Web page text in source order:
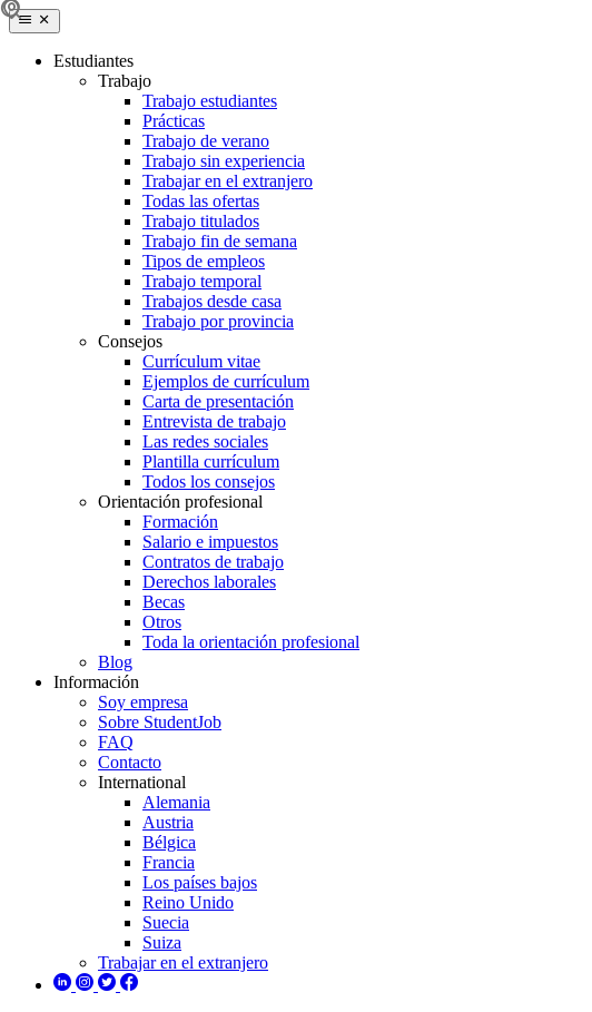
Estudiantes
Trabajo
Trabajo estudiantes
Prácticas
Trabajo de verano
Trabajo sin experiencia
Trabajar en el extranjero
Todas las ofertas
Trabajo titulados
Trabajo fin de semana
Tipos de empleos
Trabajo temporal
Trabajos desde casa
Trabajo por provincia
Consejos
Currículum vitae
Ejemplos de currículum
Carta de presentación
Entrevista de trabajo
Las redes sociales
Plantilla currículum
Todos los consejos
Orientación profesional
Formación
Salario e impuestos
Contratos de trabajo
Derechos laborales
Becas
Otros
Toda la orientación profesional
Blog
Información
Soy empresa
Sobre StudentJob
FAQ
Contacto
International
Alemania
Austria
Bélgica
Francia
Los países bajos
Reino Unido
Suecia
Suiza
Trabajar en el extranjero